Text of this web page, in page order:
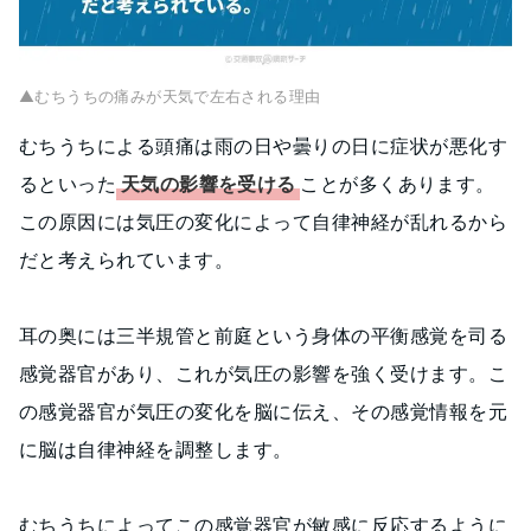
▲むちうちの痛みが天気で左右される理由
むちうちによる頭痛は雨の日や曇りの日に症状が悪化す
るといった天気の影響を受ける ことが多くあります。
この原因には気圧の変化によって自律神経が乱れるから
だと考えられています。
耳の奥には三半規管と前庭という身体の平衡感覚を司る
感覚器官があり、これが気圧の影響を強く受けます。こ
の感覚器官が気圧の変化を脳に伝え、その感覚情報を元
に脳は自律神経を調整します。
むちうちによってこの感覚器官が敏感に反応するように